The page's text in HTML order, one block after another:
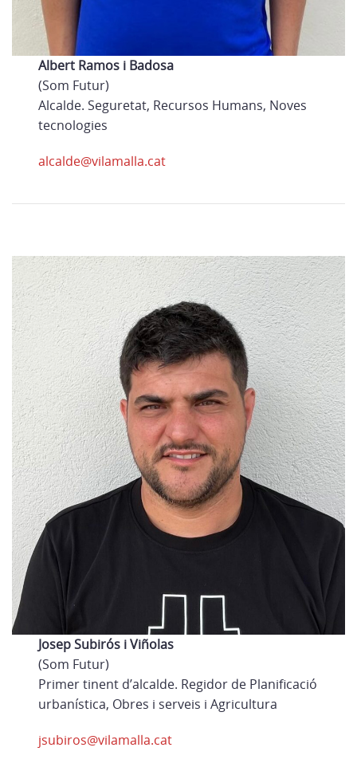
Albert Ramos i Badosa
(Som Futur)
Alcalde. Seguretat, Recursos Humans, Noves
tecnologies
alcalde@vilamalla.cat
Josep Subirós i Viñolas
(Som Futur)
Primer tinent d’alcalde. Regidor de Planificació
urbanística, Obres i serveis i Agricultura
jsubiros@vilamalla.cat